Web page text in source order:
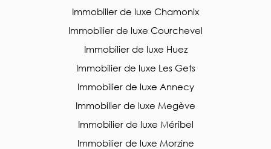
Immobilier de luxe Chamonix
Immobilier de luxe Courchevel
Immobilier de luxe Huez
Immobilier de luxe Les Gets
Immobilier de luxe Annecy
Immobilier de luxe Megève
Immobilier de luxe Méribel
Immobilier de luxe Morzine